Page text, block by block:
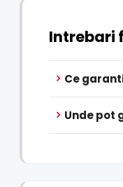
Intrebari
Ce
Unde pot